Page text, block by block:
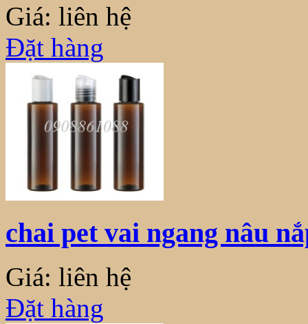
Giá: liên hệ
Đặt hàng
chai pet vai ngang nâu
Giá: liên hệ
Đặt hàng